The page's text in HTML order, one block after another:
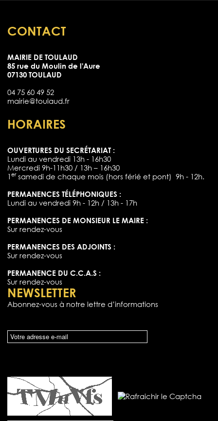
CONTACT
MAIRIE DE TOULAUD
85 rue du Moulin de l'Aure
07130 TOULAUD
04 75 60 49 52
mairie@toulaud.fr
HORAIRES
OUVERTURES DU SECRÉTARIAT :
Lundi au vendredi 13h - 16h30
Mercredi 9h-11h30 / 13h – 16h30
1 ersamedi de chaque mois (hors férié et pont) 9h - 12h.
PERMANENCES TÉLÉPHONIQUES :
Lundi au vendredi 9h - 12h / 13h - 17h
PERMANENCES DE MONSIEUR LE MAIRE :
Sur rendez-vous
PERMANENCES DES ADJOINTS :
Sur rendez-vous
PERMANENCE DU C.C.A.S :
Sur rendez-vous
NEWSLETTER
Abonnez-vous à notre lettre d’informations